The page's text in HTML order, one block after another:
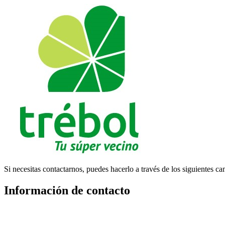
Si necesitas contactarnos, puedes hacerlo a través de los siguientes
Información de contacto